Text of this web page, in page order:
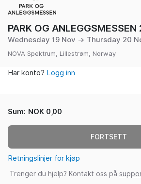
PARK OG
Wednesday 19 Nov → Thursday 20
NOVA Spektrum, Lillestrøm, Norway
Har konto? Logg inn
Sum: NOK 0,00
FORTSETT
Retningslinjer for kjøp
Trenger du hjelp? Kontakt oss på